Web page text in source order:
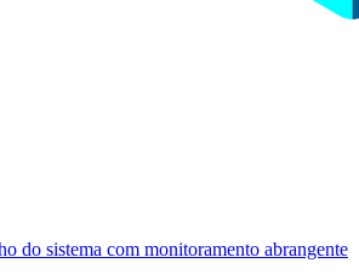
do sistema com monitoramento abrangente